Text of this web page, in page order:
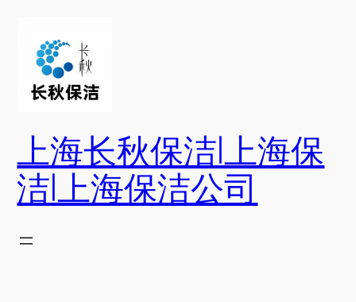
上海长秋保洁|上海保
洁|上海保洁公司